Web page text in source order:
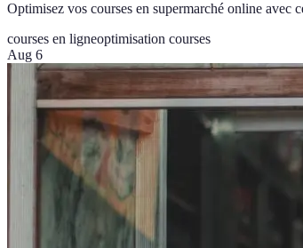
Optimisez vos courses en supermarché online avec
courses en ligneoptimisation courses
Aug 6